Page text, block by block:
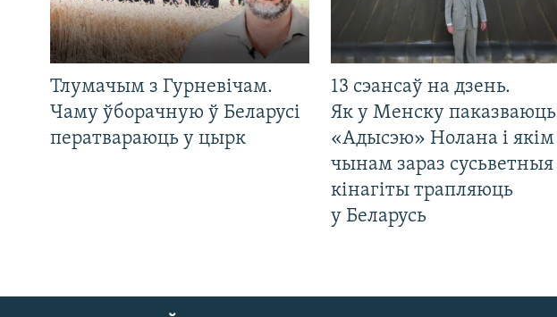
Тлумачым з Гурневічам.
Чаму ўборачную ў Беларусі
ператвараюць у цырк
13 сэансаў на дзень.
Як у Менску паказваюць
«Адысэю» Нолана і якім
чынам зараз сусьветныя
кінагіты трапляюць
у Беларусь